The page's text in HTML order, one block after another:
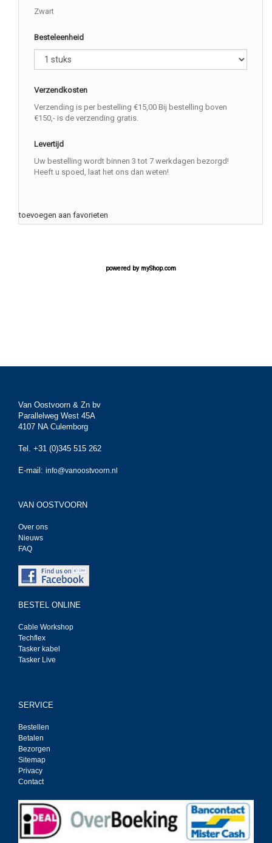
Zwart
Besteleenheid
Verzendkosten
Verzending is per bestelling €15,00 Bij bestelling boven
€150,- is de verzending gratis.
Levertijd
Uw bestelling wordt binnen 3 tot 7 werkdagen bezorgd!
Heeft u spoed, laat het ons dan weten!
toevoegen aan favorieten
powered by myShop.com
Van Oostvoorn & Zn bv
Parallelweg West 45A
4107 NA Culemborg
Tel. +31 (0)345 515 262
E-mail: info@vanoostvoorn.nl
VAN OOSTVOORN
Over ons
Nieuws
FAQ
BESTEL ONLINE
Cable Workshop
Techflex
Tasker kabel
Tasker Live
SERVICE
Bestellen
Betalen
Bezorgen
Sitemap
Privacy
Contact